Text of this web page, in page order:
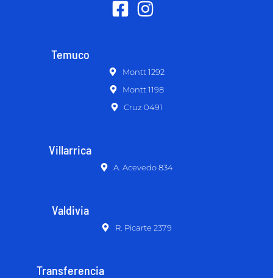
Temuco
Montt 1292
Montt 1198
Cruz 0491
Villarrica
A. Acevedo 834
Valdivia
R. Picarte 2379
Transferencia